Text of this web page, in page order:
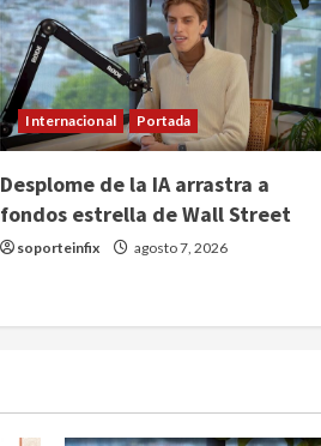
Internacional Portada
Desplome de la IA arrastra a
fondos estrella de Wall Street
soporteinfix agosto 7, 2026